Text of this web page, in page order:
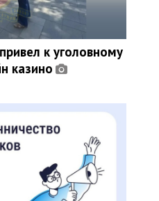
к уголовному
казино